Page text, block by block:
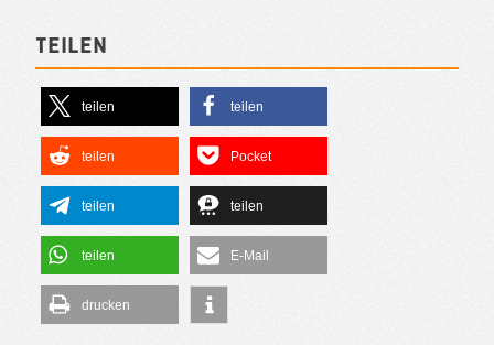
Teilen
teilen teilen
teilen Pocket
teilen teilen
teilen E-Mail
drucken